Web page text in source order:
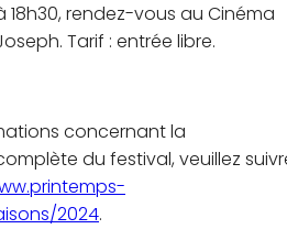
18h30, rendez-vous au Cinéma
Tarif : entrée libre.
concernant la
du festival, veuillez
2024.